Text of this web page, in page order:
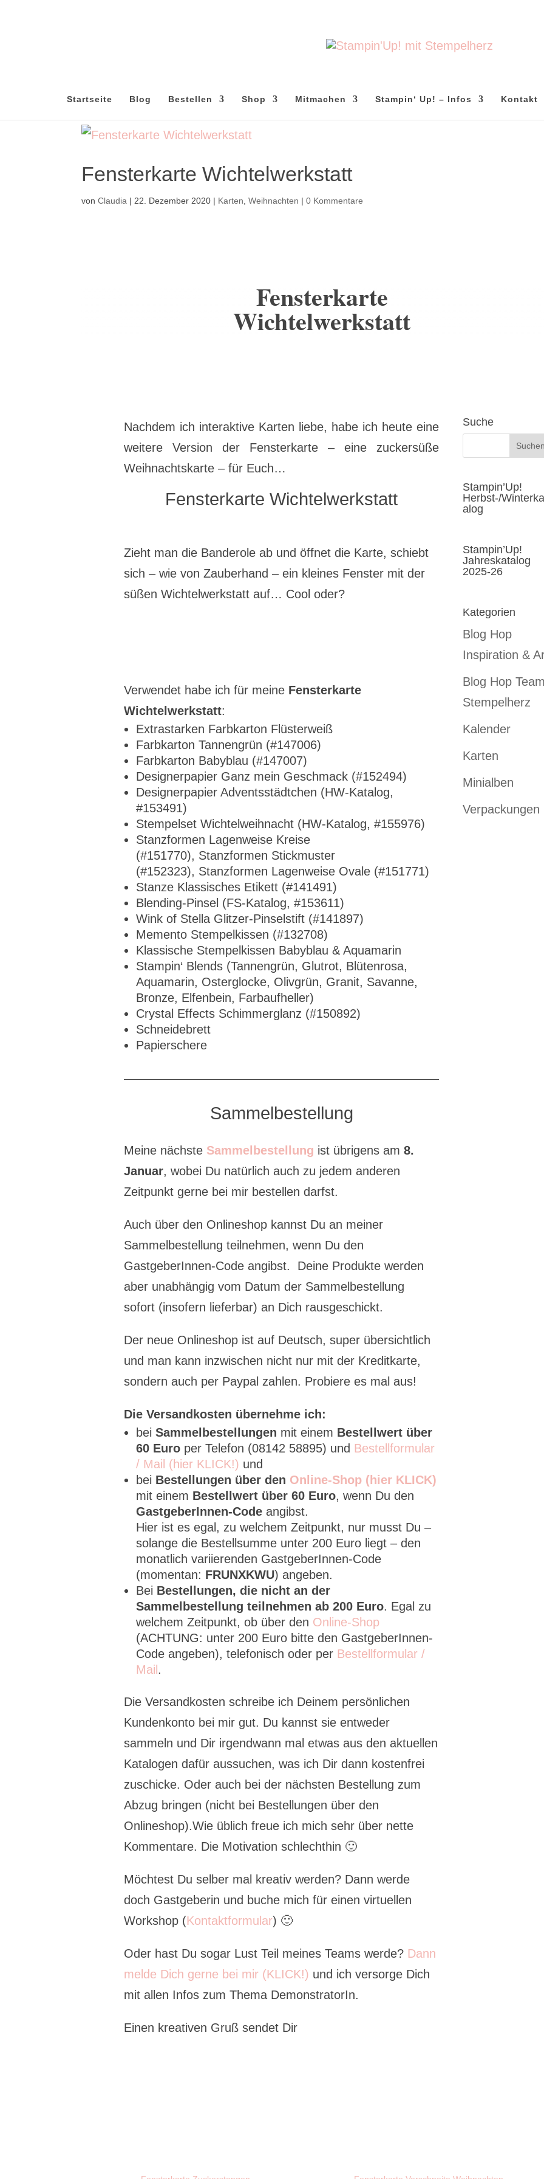
Startseite Blog Bestellen Shop Mitmachen Stampin‘ Up! – Infos Kontakt
Fensterkarte Wichtelwerkstatt
vonClaudia | 22. Dezember 2020 | Karten ,Weihnachten |0 Kommentare
Fensterkarte
Wichtelwerkstatt
Nachdem ich interaktive Karten liebe, habe ich heute eine
weitere Version der Fensterkarte – eine zuckersüße
Weihnachtskarte – für Euch…
Fensterkarte Wichtelwerkstatt
Zieht man die Banderole ab und öffnet die Karte, schiebt
sich – wie von Zauberhand – ein kleines Fenster mit der
süßen Wichtelwerkstatt auf… Cool oder?
Verwendet habe ich für meine Fensterkarte
Wichtelwerkstatt:
Extrastarken Farbkarton Flüsterweiß
Farbkarton Tannengrün (#147006)
Farbkarton Babyblau (#147007)
Designerpapier Ganz mein Geschmack (#152494)
Designerpapier Adventsstädtchen (HW-Katalog,
#153491)
Stempelset Wichtelweihnacht (HW-Katalog, #155976)
Stanzformen Lagenweise Kreise
(#151770), Stanzformen Stickmuster
(#152323), Stanzformen Lagenweise Ovale (#151771)
Stanze Klassisches Etikett (#141491)
Blending-Pinsel (FS-Katalog, #153611)
Wink of Stella Glitzer-Pinselstift (#141897)
Memento Stempelkissen (#132708)
Klassische Stempelkissen Babyblau & Aquamarin
Stampin‘ Blends (Tannengrün, Glutrot, Blütenrosa,
Aquamarin, Osterglocke, Olivgrün, Granit, Savanne,
Bronze, Elfenbein, Farbaufheller)
Crystal Effects Schimmerglanz (#150892)
Schneidebrett
Papierschere
Sammelbestellung
Meine nächste Sammelbestellung ist übrigens am8.
Januar, wobei Du natürlich auch zu jedem anderen
Zeitpunkt gerne bei mir bestellen darfst.
Auch über den Onlineshop kannst Du an meiner
Sammelbestellung teilnehmen, wenn Du den
GastgeberInnen-Code angibst. Deine Produkte werden
aber unabhängig vom Datum der Sammelbestellung
sofort (insofern lieferbar) an Dich rausgeschickt.
Der neue Onlineshop ist auf Deutsch, super übersichtlich
und man kann inzwischen nicht nur mit der Kreditkarte,
sondern auch per Paypal zahlen. Probiere es mal aus!
Die Versandkosten übernehme ich:
beiSammelbestellungen mit einem Bestellwert über
60 Euro per Telefon (08142 58895) und Bestellformular
/ Mail (hier KLICK!) und
bei Bestellungen über den Online-Shop (hier KLICK)
mit einem Bestellwert über 60 Euro, wenn Du den
GastgeberInnen-Code angibst.
Hier ist es egal, zu welchem Zeitpunkt, nur musst Du –
solange die Bestellsumme unter 200 Euro liegt – den
monatlich variierenden GastgeberInnen-Code
(momentan: FRUNXKWU) angeben.
Bei Bestellungen, die nicht an der
Sammelbestellung teilnehmen ab 200 Euro. Egal zu
welchem Zeitpunkt, ob über den Online-Shop
(ACHTUNG: unter 200 Euro bitte den GastgeberInnen-
Code angeben), telefonisch oder per Bestellformular /
Mail .
Die Versandkosten schreibe ich Deinem persönlichen
Kundenkonto bei mir gut. Du kannst sie entweder
sammeln und Dir irgendwann mal etwas aus den aktuellen
Katalogen dafür aussuchen, was ich Dir dann kostenfrei
zuschicke. Oder auch bei der nächsten Bestellung zum
Abzug bringen (nicht bei Bestellungen über den
Onlineshop).Wie üblich freue ich mich sehr über nette
Kommentare. Die Motivation schlechthin 🙂
Möchtest Du selber mal kreativ werden? Dann werde
doch Gastgeberin und buche mich für einen virtuellen
Workshop (Kontaktformular) 🙂
Oder hast Du sogar Lust Teil meines Teams werde? Dann
melde Dich gerne bei mir (KLICK!) und ich versorge Dich
mit allen Infos zum Thema DemonstratorIn.
Einen kreativen Gruß sendet Dir
Suche
Stampin’Up!
Herbst-/
alog
Stampin’Up!
Jahreskatalog
2025-26
Kategorien
Blog Hop
Inspiration &
Blog Hop
Stempelherz
Kalender
Karten
Minialben
Verpackungen